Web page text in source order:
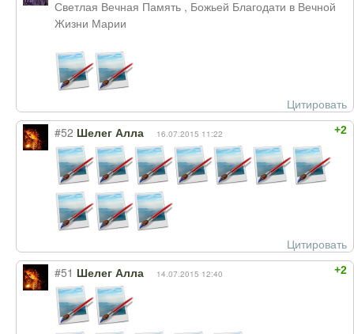
Светлая Вечная Память , Божьей Благодати в Вечной
Жизни Марии
Цитировать
+2
#52 Шелег Алла 16.07.2015 11:22
Цитировать
+2
#51 Шелег Алла 14.07.2015 12:40